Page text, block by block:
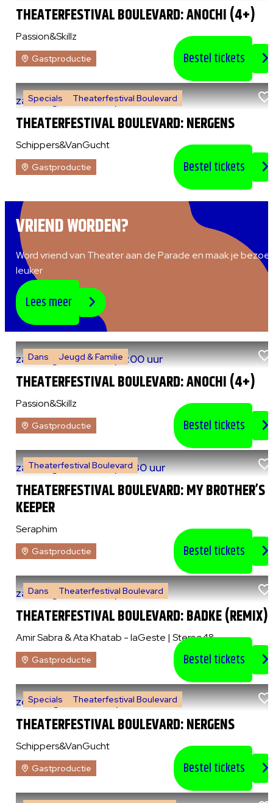
THEATERFESTIVAL BOULEVARD: ANOCHI (4+)
Passion&Skillz
Gastproductie Bestel tickets
THEATERFESTIVAL BOULEVARD: NERGENS
Specials Theaterfestival Boulevard
za 8 augustus 2026|14:00 uur
Schippers&VanGucht
Gastproductie Bestel tickets
VRIEND WORDEN?
Word vriend van Theater aan de Parade en maak je
leuker
Lees meer
THEATERFESTIVAL BOULEVARD: ANOCHI (4+)
Dans Jeugd & Familie
za 8 augustus 2026|15:00 uur
Passion&Skillz
Gastproductie Bestel tickets
THEATERFESTIVAL BOULEVARD: MY BROTHER’S
KEEPER
Theaterfestival Boulevard
za 8 augustus 2026|20:30 uur
Seraphim
Gastproductie Bestel tickets
THEATERFESTIVAL BOULEVARD: BADKE (REMIX)
Dans Theaterfestival Boulevard
za 8 augustus 2026|21:00 uur
Amir Sabra & Ata Khatab - laGeste | Stereo48
Gastproductie Bestel tickets
THEATERFESTIVAL BOULEVARD: NERGENS
Specials Theaterfestival Boulevard
zo 9 augustus 2026|14:00 uur
Schippers&VanGucht
Gastproductie Bestel tickets